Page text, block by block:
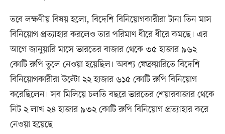
তবে লক্ষণীয় বিষয় হলো, বিদেশি বিনিয়োগকারীরা টানা তিন মাস
বিনিয়োগ প্রত্যাহার করলেও তার পরিমাণ ধীরে ধীরে কমছে। এর
আগে জানুয়ারি মাসে ভারতের বাজার থেকে ৩৫ হাজার ৯৬২
কোটি রুপি তুলে নেওয়া হয়েছিল। অবশ্য ফেব্রুয়ারিতে বিদেশি
বিনিয়োগকারীরা উল্টো ২২ হাজার ৬১৫ কোটি রুপি বিনিয়োগ
করেছিলেন। সব মিলিয়ে চলতি বছরে ভারতের শেয়ারবাজার থেকে
নিট ২ লাখ ২৪ হাজার ৯৩২ কোটি রুপি বিনিয়োগ প্রত্যাহার করে
নেওয়া হয়েছে।